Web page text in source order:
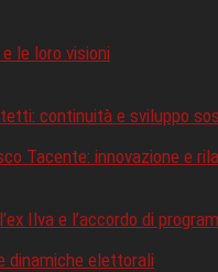
le loro visioni
continuità e sviluppo
Tacente: innovazione e
Ilva e l’accordo di
dinamiche elettorali